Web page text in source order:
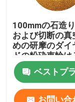
炭化タングス
タングステン
炭化タングス
100mmの石造
および切断の真
めの研摩のダイ
ドの粉砕車輪
けした
ベストプ
お問い合